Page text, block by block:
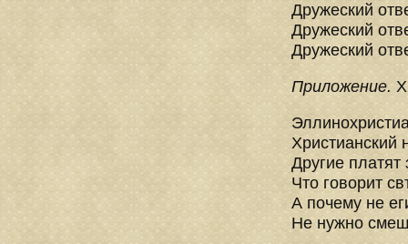
Дружеский
Дружеский
Дружеский
Приложение.
Христианский
Другие
Что говорит
А почему не
Не нужно